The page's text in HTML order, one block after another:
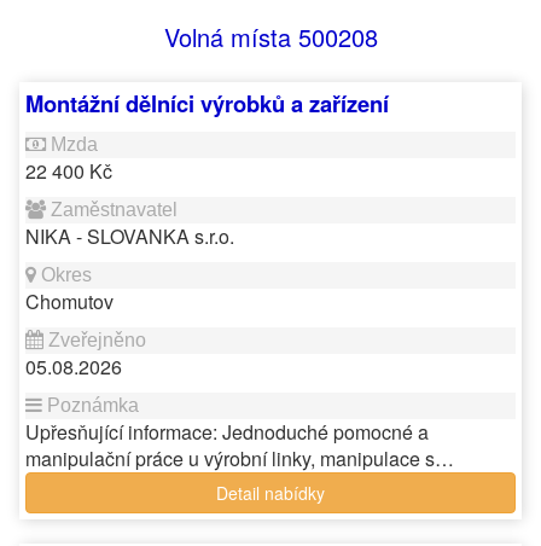
Volná místa 500208
Montážní dělníci výrobků a zařízení
22 400 Kč
NIKA - SLOVANKA s.r.o.
Chomutov
05.08.2026
Upřesňující informace: Jednoduché pomocné a
manipulační práce u výrobní linky, manipulace s…
Detail nabídky